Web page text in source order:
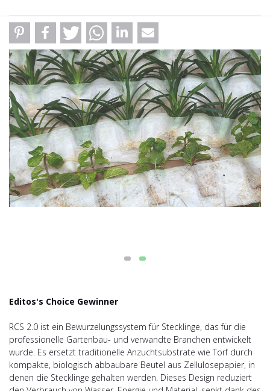
Editos's Choice Gewinner
RCS 2.0 ist ein Bewurzelungssystem für Stecklinge, das für die
professionelle Gartenbau- und verwandte Branchen entwickelt
wurde. Es ersetzt traditionelle Anzuchtsubstrate wie Torf durch
kompakte, biologisch abbaubare Beutel aus Zellulosepapier, in
denen die Stecklinge gehalten werden. Dieses Design reduziert